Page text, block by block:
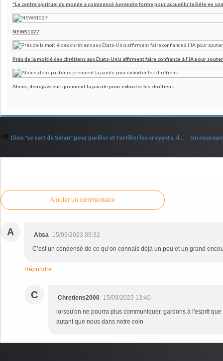
"Le centre spirituel du monde a commencé à prendre forme pour accueillir la Bête en
NEWS1027
Près de la moitié des chrétiens aux États-Unis affirment faire confiance à l'IA pour
Aliens, deux pasteurs prennent la parole pour exhorter les chrétiens
Dieu "se sert de Satan" pour purifier et fortifier les croyants, déclare le pasteur John Piper au sujet du livre de Job (mis à jour 9/11)
Ajouter un commentaire
A Absa 15/09/2023 09:32
C’est un condensé de ce qu’on connais déjà un peu et un grand
Répondre
C Chretiens2000 15/09/2023 13:40
lorsqu'on ne pourra plus communiquer, gardons à l'esprit
autant que nous dans notre coin